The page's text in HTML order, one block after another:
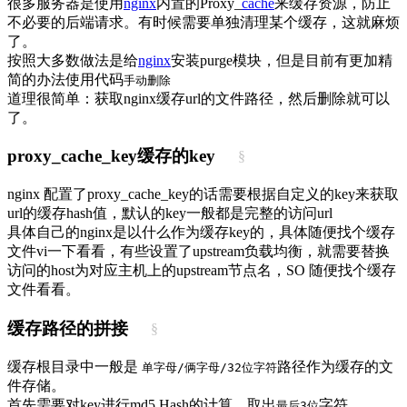
不必要的后端请求。有时候需要单独清理某个缓存，这就麻烦
了。
按照大多数做法是给nginx安装purge模块，但是目前有更加精
简的办法使用代码手动删除
道理很简单：获取nginx缓存url的文件路径，然后删除就可以
了。
proxy_cache_key缓存的key §
nginx 配置了proxy_cache_key的话需要根据自定义的key来获取
url的缓存hash值，默认的key一般都是完整的访问url
具体自己的nginx是以什么作为缓存key的，具体随便找个缓存
文件vi一下看看，有些设置了upstream负载均衡，就需要替换
访问的host为对应主机上的upstream节点名，SO 随便找个缓存
文件看看。
缓存路径的拼接 §
缓存根目录中一般是 单字母/俩字母/32位字符路径作为缓存的文
件存储。